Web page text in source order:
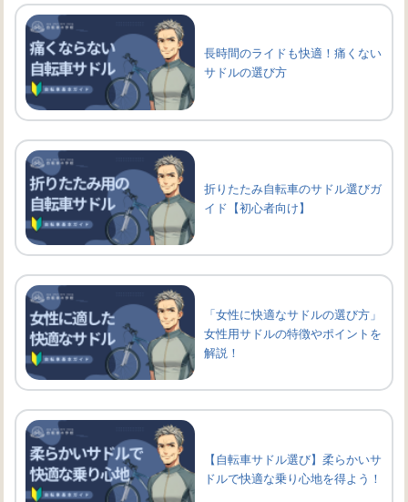
長時間のライドも快適！痛くない
サドルの選び方
折りたたみ自転車のサドル選びガ
イド【初心者向け】
「女性に快適なサドルの選び方」
女性用サドルの特徴やポイントを
解説！
【自転車サドル選び】柔らかいサ
ドルで快適な乗り心地を得よう！